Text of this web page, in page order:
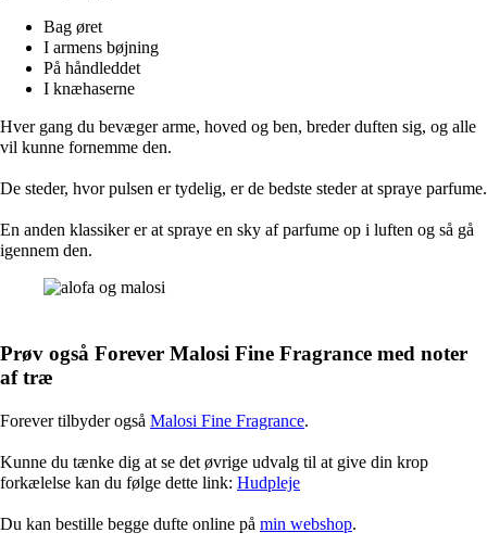
Bag øret
I armens bøjning
På håndleddet
I knæhaserne
Hver gang du bevæger arme, hoved og ben, breder duften sig, og alle
vil kunne fornemme den.
De steder, hvor pulsen er tydelig, er de bedste steder at spraye parfume.
En anden klassiker er at spraye en sky af parfume op i luften og så gå
igennem den.
Prøv også Forever Malosi Fine Fragrance med noter
af træ
Forever tilbyder også Malosi Fine Fragrance.
Kunne du tænke dig at se det øvrige udvalg til at give din krop
forkælelse kan du følge dette link: Hudpleje
Du kan bestille begge dufte online på min webshop.